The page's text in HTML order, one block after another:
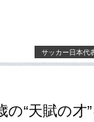
サッカー日本代
“天賦の才